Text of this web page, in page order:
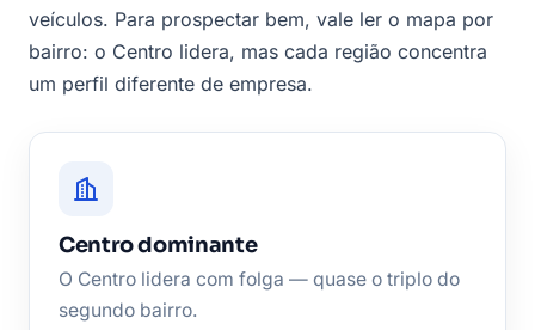
veículos. Para prospectar bem, vale ler o mapa por
bairro: o Centro lidera, mas cada região concentra
um perfil diferente de empresa.
Centro dominante
O Centro lidera com folga — quase o triplo do
segundo bairro.